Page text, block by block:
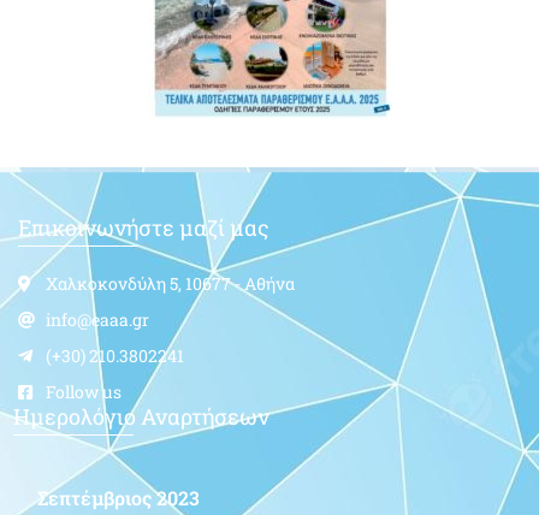
Επικοινωνήστε μαζί μας
Χαλκοκονδύλη 5, 10677 - Αθήνα
info@eaaa.gr
(+30) 210.3802241
Follow us
Ημερολόγιο Αναρτήσεων
Σεπτέμβριος 2023